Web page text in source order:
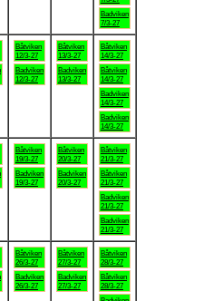
Badviken
7/3-27
Båtviken
12/3-27
Badviken
12/3-27
Båtviken
13/3-27
Badviken
13/3-27
Båtviken
14/3-27
Båtviken
14/3-27
Badviken
14/3-27
Badviken
14/3-27
Båtviken
19/3-27
Badviken
19/3-27
Båtviken
20/3-27
Badviken
20/3-27
Båtviken
21/3-27
Båtviken
21/3-27
Badviken
21/3-27
Badviken
21/3-27
Båtviken
26/3-27
Badviken
26/3-27
Båtviken
27/3-27
Badviken
27/3-27
Båtviken
28/3-27
Båtviken
28/3-27